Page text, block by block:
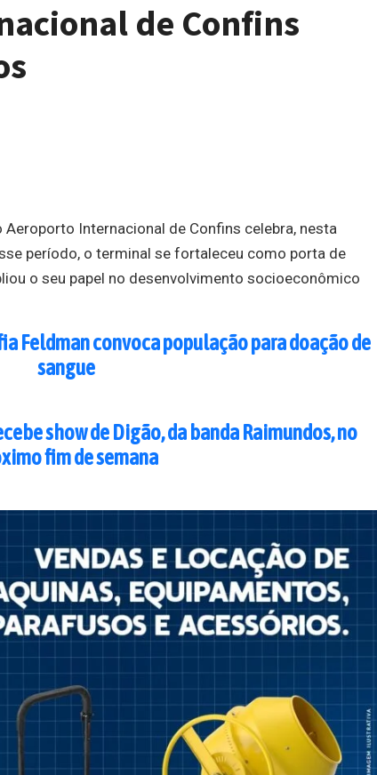
de Confins
Internacional de Confins celebra, nesta
período, o terminal se fortaleceu como porta de
o seu papel no desenvolvimento socioeconômico
Feldman convoca população para doação de
sangue
show de Digão, da banda Raimundos, no
fim de semana